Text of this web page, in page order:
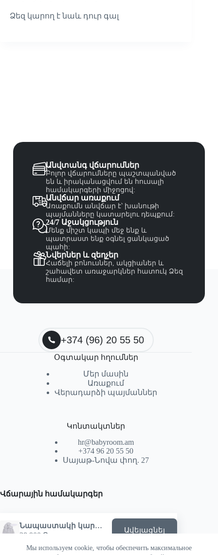
Мы используем cookie, чтобы обеспечить максимальное
Ձեզ կարող է նաև դուր գալ
Անվտանգ վճարումներ
Բոլոր վճարումները պաշտպանված
են և իրականացվում են հուսալի
համակարգերի միջոցով:
Անվճար առաքում
Առաքումն անվճար է՝ խանութի
պայմանները կատարելու դեպքում:
24/7 Աջակցություն
Մենք միշտ կապի մեջ ենք և
պատրաստ ենք օգնել ցանկացած
պահի:
Նվերներ և զեղչեր
Հաճելի բոնուսներ, ակցիաներ և
շահավետ առաջարկներ հատուկ Ձեզ
համար:
+374 (96) 20 55 50
Օգտակար հղումներ
Մեր մասին
Առաքում
Վերադարձի պայմաններ
Կոնտակտներ
hr@babyroom.am
+374 96 20 55 50
Սայաթ-Նովա փող. 27
Վճարային համակարգեր
© 2026 | Powered by SEKTIF
Նապաստակի կարդիգան
38,900 ֏
Ավելացնել